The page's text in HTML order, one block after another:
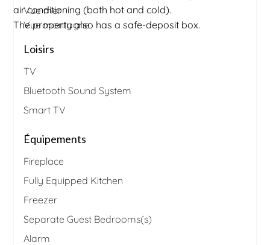
air conditioning (both hot and cold).
The property also has a safe-deposit box.
Vue mer
Vue montagne
Loisirs
TV
Bluetooth Sound System
Smart TV
Équipements
Fireplace
Fully Equipped Kitchen
Freezer
Separate Guest Bedrooms(s)
Alarm